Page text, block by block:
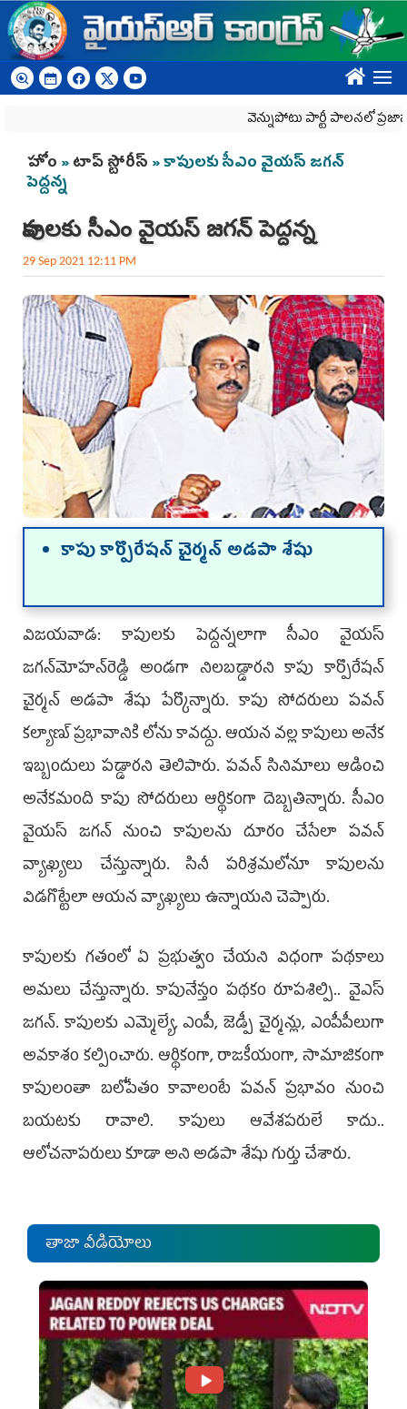
Skip to main content
????
వెన్నుపోటు పార్టీ పాలనలో
You are here
హోం »టాప్ స్టోరీస్ » కాపులకు సీఎం వైయ‌స్ జ‌గ‌న్‌
పెద్దన్న
కాపులకు సీఎం వైయ‌స్ జ‌గ‌న్‌ పెద్దన్న
29 Sep 2021 12:11 PM
కాపు కార్పొరేషన్‌ చైర్మన్‌ అడపా శేషు
విజ‌య‌వాడ‌: కాపులకు పెద్దన్నలాగా సీఎం వైయ‌స్‌
జగన్‌మోహన్‌రెడ్డి అండగా నిలబడ్డార‌ని కాపు కార్పొరేషన్‌
చైర్మన్‌ అడపా శేషు పేర్కొన్నారు. కాపు సోదరులు పవన్‌
కల్యాణ్‌ ప్రభావానికి లోను కావద్దు. ఆయన వల్ల కాపులు అనేక
ఇబ్బందులు పడ్డార‌ని తెలిపారు. పవన్‌ సినిమాలు ఆడించి
అనేకమంది కాపు సోదరులు ఆర్థికంగా దెబ్బతిన్నారు. సీఎం
వైయ‌స్‌ జగన్‌ నుంచి కాపులను దూరం చేసేలా పవన్‌
వ్యాఖ్యలు చేస్తున్నారు. సినీ పరిశ్రమలోనూ కాపులను
విడగొట్టేలా ఆయన వ్యాఖ్యలు ఉన్నాయ‌ని చెప్పారు.
కాపులకు గతంలో ఏ ప్రభుత్వం చేయని విధంగా పథకాలు
అమలు చేస్తున్నారు. కాపునేస్తం పథకం రూపశిల్పి.. వైఎస్‌
జగన్‌. కాపులకు ఎమ్మెల్యే, ఎంపీ, జెడ్పీ చైర్మన్లు, ఎంపీపీలుగా
అవకాశం కల్పించారు. ఆర్థికంగా, రాజకీయంగా, సామాజికంగా
కాపులంతా బలోపేతం కావాలంటే పవన్‌ ప్రభావం నుంచి
బయటకు రావాలి. కాపులు ఆవేశపరులే కాదు..
ఆలోచనాపరులు కూడా అని అడ‌పా శేషు గుర్తు చేశారు.
తాజా వీడియోలు